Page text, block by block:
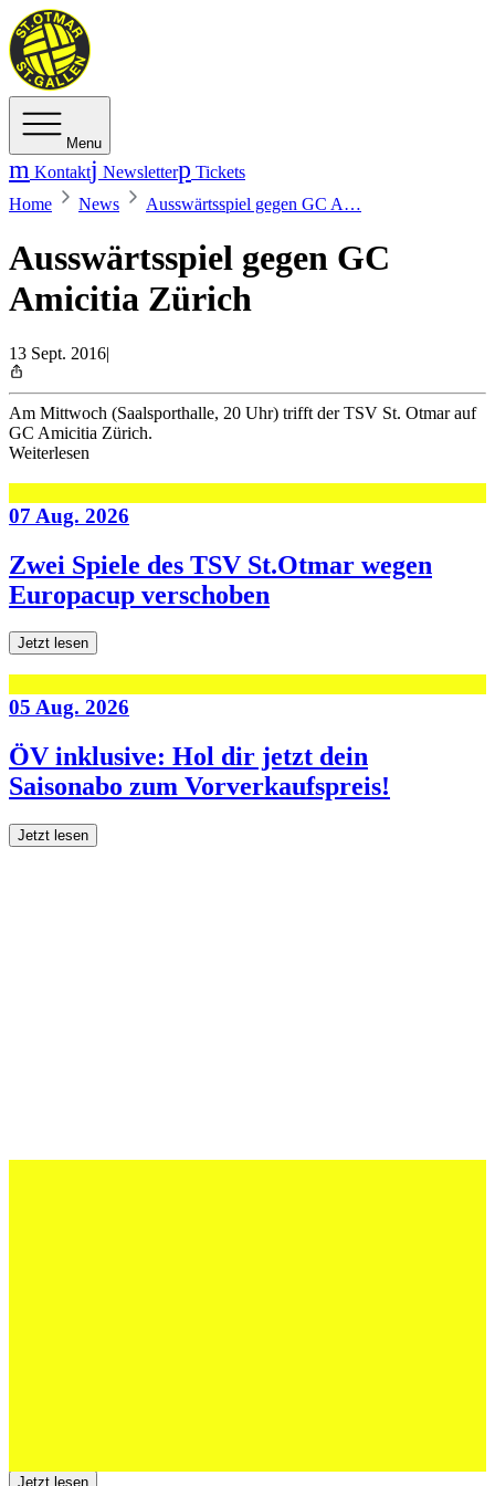
Menu
Kontakt Newsletter
Tickets
Home
News Ausswärtsspiel gegen GC A…
Ausswärtsspiel gegen GC
Amicitia Zürich
13 Sept. 2016|
Am Mittwoch (Saalsporthalle, 20 Uhr) trifft der TSV St. Otmar auf
GC Amicitia Zürich.
Weiterlesen
07 Aug. 2026
Zwei Spiele des TSV St.Otmar wegen
Europacup verschoben
Jetzt lesen
05 Aug. 2026
ÖV inklusive: Hol dir jetzt dein
Saisonabo zum Vorverkaufspreis!
Jetzt lesen
Jetzt lesen